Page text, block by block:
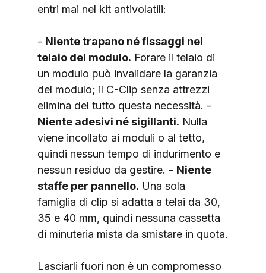
entri mai nel kit antivolatili:
- Niente trapano né fissaggi nel
telaio del modulo. Forare il telaio di
un modulo può invalidare la garanzia
del modulo; il C-Clip senza attrezzi
elimina del tutto questa necessità. -
Niente adesivi né sigillanti. Nulla
viene incollato ai moduli o al tetto,
quindi nessun tempo di indurimento e
nessun residuo da gestire. - Niente
staffe per pannello. Una sola
famiglia di clip si adatta a telai da 30,
35 e 40 mm, quindi nessuna cassetta
di minuteria mista da smistare in quota.
Lasciarli fuori non è un compromesso